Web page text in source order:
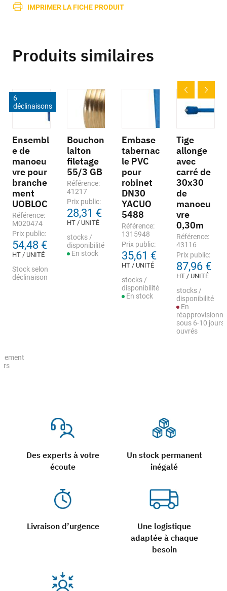
IMPRIMER LA FICHE PRODUIT
Des experts à votre
écoute
Un stock permanent
inégalé
Livraison d’urgence
Une logistique
adaptée à chaque
besoin
Produits similaires
6
déclinaisons
Ensembl
e de
manoeu
vre pour
branche
ment
UOBLOC
Référence:
M020474
Prix public:
54,48 €
HT / UNITÉ
Stock selon
déclinaison
Bouchon
laiton
filetage
55/3 GB
Référence:
41217
Prix public:
28,31 €
HT / UNITÉ
stocks /
disponibilité
En stock
Embase
tabernac
le PVC
pour
robinet
DN30
YACUO
5488
Référence:
1315948
Prix public:
35,61 €
HT / UNITÉ
stocks /
disponibilité
En stock
Tige
allonge
avec
carré de
30x30
de
manoeu
vre
0,30m
Référence:
43116
Prix public:
87,96 €
HT / UNITÉ
stocks /
disponibilité
En
sous 6-10 jours
ouvrés